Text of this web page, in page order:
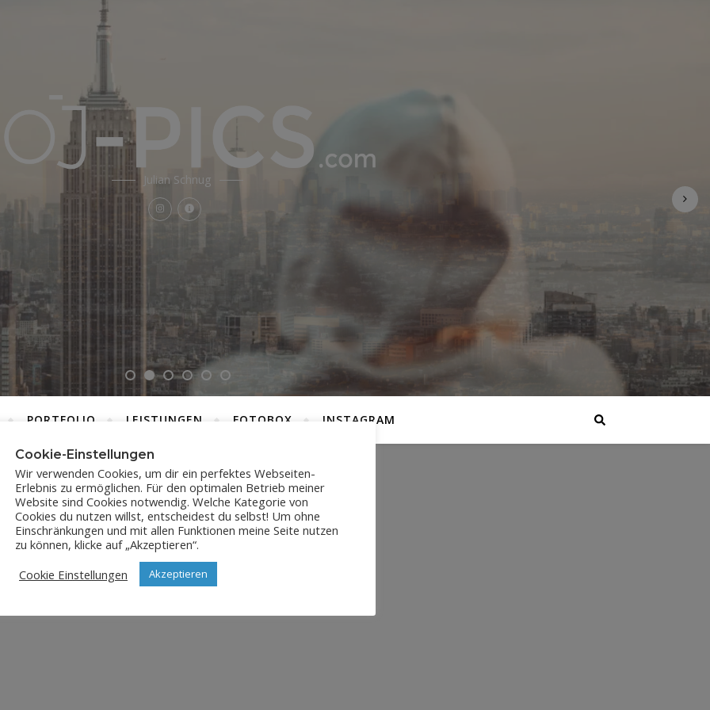
Julian Schnug
PORTFOLIO LEISTUNGEN FOTOBOX INSTAGRAM
JPX_5157
31. Juli 2023
Cookie-Einstellungen
Wir verwenden Cookies, um dir ein perfektes Webseiten-
Erlebnis zu ermöglichen. Für den optimalen Betrieb meiner
Website sind Cookies notwendig. Welche Kategorie von
Cookies du nutzen willst, entscheidest du selbst! Um ohne
Einschränkungen und mit allen Funktionen meine Seite nutzen
zu können, klicke auf „Akzeptieren“.
Cookie Einstellungen
Akzeptieren